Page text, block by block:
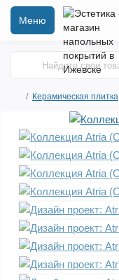
Меню
Керамическая плитка